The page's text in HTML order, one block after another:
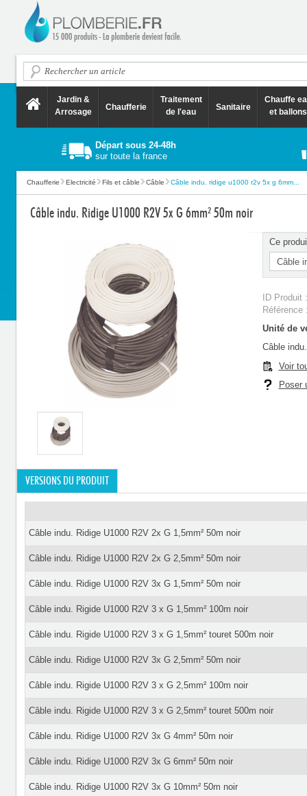
Jardin &
Arrosage
Chaufferie
Traitement
de l'eau
Sanitaire
Chauffe
et ballons
Départ sous 24-48h
sur toute la france
Chaufferie Electricité Fils et câble Câble Câble indu. ridige u1000 r2v 5x g 6mm...
Câble indu. Ridige U1000 R2V 5x G 6mm² 50m noir
Ce
ID Produit
Unité de
Câble
Voir
Poser
VERSIONS DU PRODUIT
Câble indu. Ridige U1000 R2V 2x G 1,5mm² 50m noir
Câble indu. Ridige U1000 R2V 2x G 2,5mm² 50m noir
Câble indu. Ridige U1000 R2V 3x G 1,5mm² 50m noir
Câble indu. Rigide U1000 R2V 3 x G 1,5mm² 100m noir
Câble indu. Rigide U1000 R2V 3 x G 1,5mm² touret 500m noir
Câble indu. Ridige U1000 R2V 3x G 2,5mm² 50m noir
Câble indu. Rigide U1000 R2V 3 x G 2,5mm² 100m noir
Câble indu. Rigide U1000 R2V 3 x G 2,5mm² touret 500m noir
Câble indu. Ridige U1000 R2V 3x G 4mm² 50m noir
Câble indu. Ridige U1000 R2V 3x G 6mm² 50m noir
Câble indu. Ridige U1000 R2V 3x G 10mm² 50m noir